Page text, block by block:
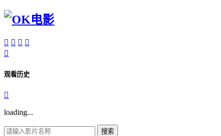
   

观看历史

loading...
搜索